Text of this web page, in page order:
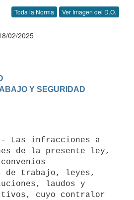
Toda la Norma Ver Imagen del D.O.
02/2025
Y SEGURIDAD
de la presente ley,
de trabajo, leyes,
laudos y
cuyo contralor